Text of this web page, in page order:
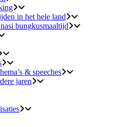
in het hele land
bungkusmaaltijd
& speeches
jaren